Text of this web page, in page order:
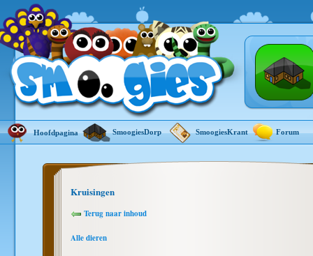
Hoofdpagina SmoogiesDorp SmoogiesKrant Forum
Kruisingen
Terug naar inhoud
Alle dieren